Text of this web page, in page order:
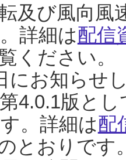
及び風向風
詳細は配信
ください。
にお知らせ
4.0.1版と
。詳細は配
とおりです